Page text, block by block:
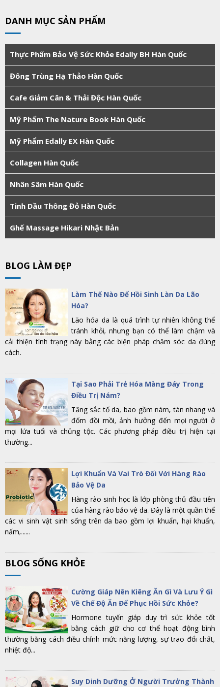
DANH MỤC SẢN PHẨM
Thực Phẩm Bảo Vệ Sức Khỏe Edally BH Hàn Quốc
Đông Trùng Hạ Thảo Hàn Quốc
Cafe Giảm Cân & Thải Độc Hàn Quốc
Mỹ Phẩm The Nature Book Hàn Quốc
Mỹ Phẩm Edally EX Hàn Quốc
Collagen Hàn Quốc
Nhân Sâm Hàn Quốc
Tinh Dầu Thông Đỏ Hàn Quốc
Ghế Massage Hikari Nhật Bản
BLOG LÀM ĐẸP
Làm Thế Nào Để Hồi Sinh Làn Da Lão
Hóa?
Lão hóa da là quá trình tự nhiên không thể
tránh khỏi, nhưng bạn có thể làm chậm và
cải thiện tình trạng này bằng các biện pháp chăm sóc da đúng
cách.
Tại Sao Phải Trẻ Hóa Màng Đáy Trong
Điều Trị Nám?
Tăng sắc tố da, bao gồm nám, tàn nhang và
đốm đồi mồi, ảnh hưởng đến mọi người ở
mọi lứa tuổi và chủng tộc. Các phương pháp điều trị hiện tại
thường...
Lợi Khuẩn Và Vai Trò Đối Với Hàng Rào
Bảo Vệ Da
Hàng rào sinh học là lớp phòng thủ đầu tiên
của hàng rào bảo vệ da. Đây là một quần thể
các vi sinh vật sinh sống trên da bao gồm lợi khuẩn, hại khuẩn,
nấm,......
BLOG SỐNG KHỎE
Cường Giáp Nên Kiêng Ăn Gì Và Lưu Ý Gì
Về Chế Độ Ăn Để Phục Hồi Sức Khỏe?
Hormone tuyến giáp duy trì sức khỏe tốt
bằng cách giữ cho cơ thể hoạt động bình
thường bằng cách điều chỉnh mức năng lượng, sự trao đổi chất,
nhiệt độ...
Suy Dinh Dưỡng Ở Người Trưởng Thành